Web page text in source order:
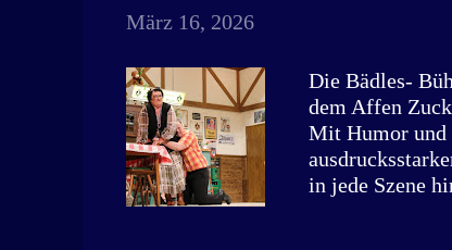
März 16, 2026
Die Bädles-
dem Affen
Mit Humor und
in jede Szene